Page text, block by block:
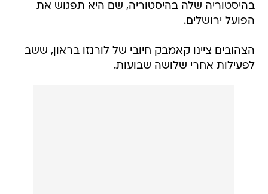
בהיסטוריה שלה בהיסטוריה, שם היא תפגוש את
הפועל ירושלים.
הצהובים ציינו קאמבק חיובי של לורנזו בראון, ששב
לפעילות אחרי שלושה שבועות.